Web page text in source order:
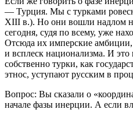
— Турция. Мы с турками
XIII в.). Но они вошли надлом
сегодня, судя по всему, уже
Отсюда их имперские
и всплеск национализма. И это
собственно турки, как
этнос, уступают русским в
Вопрос: Вы сказали о
начале фазы инерции. А если